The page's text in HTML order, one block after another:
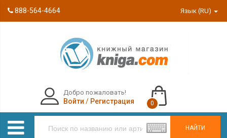
888-564-4664 Язык (RU)
НАЙТИ
Добро пожаловать!
Войти / Регистрация 0